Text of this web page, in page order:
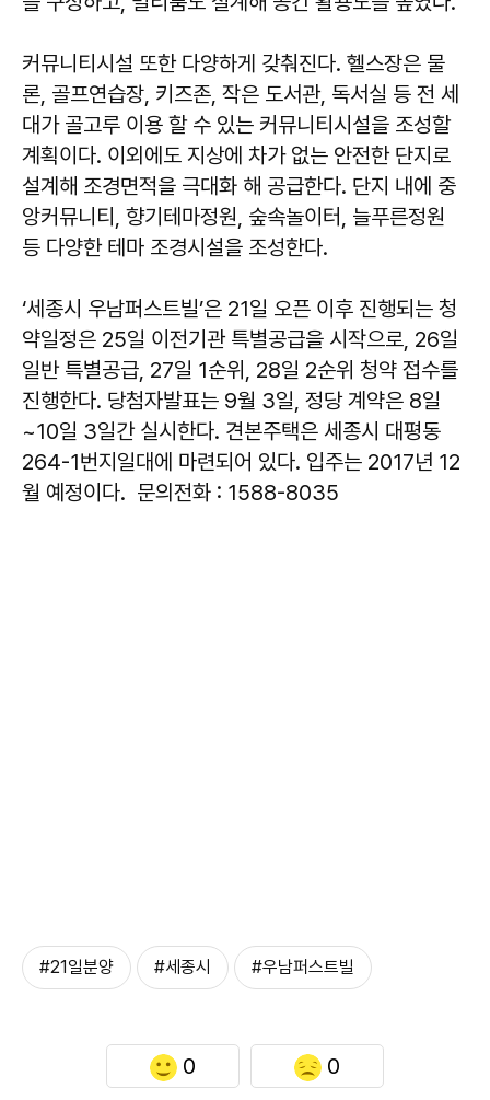
커뮤니티시설 또한 다양하게 갖춰진다. 헬스장은 물
론, 골프연습장, 키즈존, 작은 도서관, 독서실 등 전 세
대가 골고루 이용 할 수 있는 커뮤니티시설을 조성할
계획이다. 이외에도 지상에 차가 없는 안전한 단지로
설계해 조경면적을 극대화 해 공급한다. 단지 내에 중
앙커뮤니티, 향기테마정원, 숲속놀이터, 늘푸른정원
등 다양한 테마 조경시설을 조성한다.
‘세종시 우남퍼스트빌’은 21일 오픈 이후 진행되는 청
약일정은 25일 이전기관 특별공급을 시작으로, 26일
일반 특별공급, 27일 1순위, 28일 2순위 청약 접수를
진행한다. 당첨자발표는 9월 3일, 정당 계약은 8일
~10일 3일간 실시한다. 견본주택은 세종시 대평동
264-1번지일대에 마련되어 있다. 입주는 2017년 12
월 예정이다. 문의전화 : 1588-8035
#21일분양 #세종시 #우남퍼스트빌
0 0